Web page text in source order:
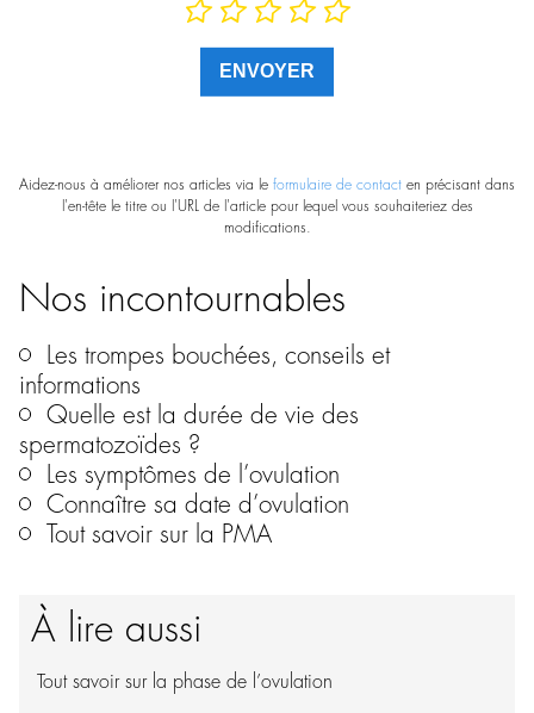
Aidez-nous à améliorer nos articles via le formulaire de contact en précisant dans
l'en-tête le titre ou l'URL de l'article pour lequel vous souhaiteriez des
modifications.
Nos incontournables
Les trompes bouchées, conseils et
informations
Quelle est la durée de vie des
spermatozoïdes ?
Les symptômes de l’ovulation
Connaître sa date d’ovulation
Tout savoir sur la PMA
À lire aussi
Tout savoir sur la phase de l’ovulation